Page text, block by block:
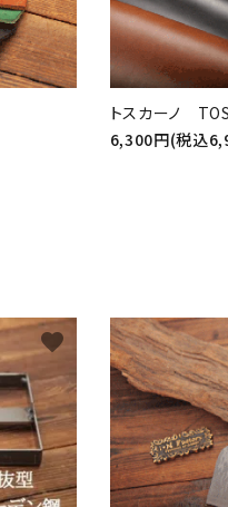
トスカーノ
6,300円(税込
favorite